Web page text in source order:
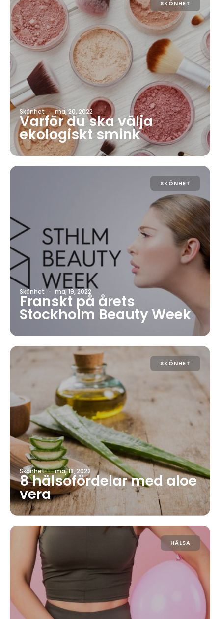
SKÖNHET
Skönhet · maj 20, 2022
Varför du ska välja
ekologiskt smink
SKÖNHET
Skönhet · maj 19, 2022
Franskt på årets
Stockholm Beauty Week
SKÖNHET
Skönhet · maj 18, 2022
8 hälsofördelar med aloe
vera
HÄLSA